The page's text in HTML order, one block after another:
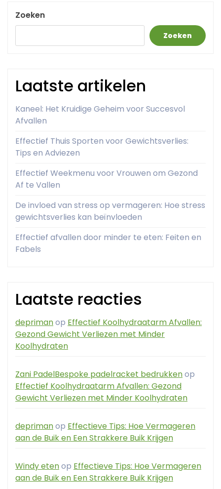
Zoeken
Zoeken
Laatste artikelen
Kaneel: Het Kruidige Geheim voor Succesvol
Afvallen
Effectief Thuis Sporten voor Gewichtsverlies:
Tips en Adviezen
Effectief Weekmenu voor Vrouwen om Gezond
Af te Vallen
De invloed van stress op vermageren: Hoe stress
gewichtsverlies kan beïnvloeden
Effectief afvallen door minder te eten: Feiten en
Fabels
Laatste reacties
deprimanop Effectief Koolhydraatarm Afvallen:
Gezond Gewicht Verliezen met Minder
Koolhydraten
Zani PadelBespoke padelracket bedrukkenop
Effectief Koolhydraatarm Afvallen: Gezond
Gewicht Verliezen met Minder Koolhydraten
deprimanop Effectieve Tips: Hoe Vermageren
aan de Buik en Een Strakkere Buik Krijgen
Windy etenop Effectieve Tips: Hoe Vermageren
aan de Buik en Een Strakkere Buik Krijgen